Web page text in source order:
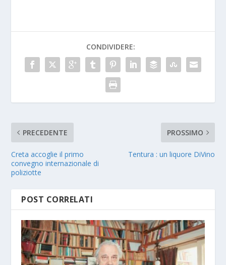
CONDIVIDERE:
PRECEDENTE
Creta accoglie il primo
convegno internazionale di
poliziotte
PROSSIMO
Tentura : un liquore DiVino
POST CORRELATI